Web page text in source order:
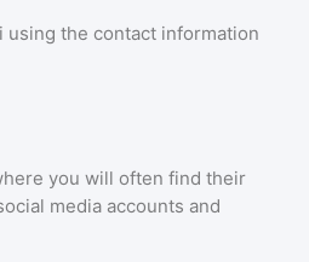
using the contact information
you will often find their
media accounts and